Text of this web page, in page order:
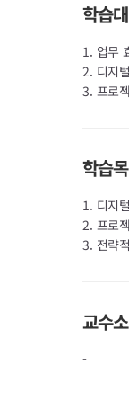
학습
1. 업무
2. 디지
3. 프로
학습
1. 디지
2. 프로
3. 전략
교수
-